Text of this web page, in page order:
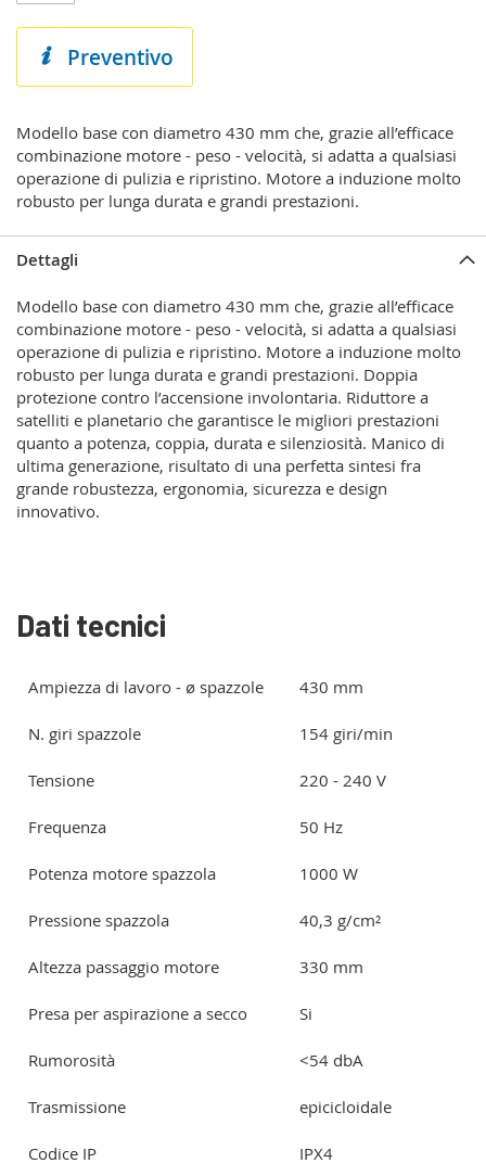
Preventivo
Modello base con diametro 430 mm che, grazie all’efficace
combinazione motore - peso - velocità, si adatta a qualsiasi
operazione di pulizia e ripristino. Motore a induzione molto
robusto per lunga durata e grandi prestazioni.
Dettagli
Modello base con diametro 430 mm che, grazie all’efficace
combinazione motore - peso - velocità, si adatta a qualsiasi
operazione di pulizia e ripristino. Motore a induzione molto
robusto per lunga durata e grandi prestazioni. Doppia
protezione contro l’accensione involontaria. Riduttore a
satelliti e planetario che garantisce le migliori prestazioni
quanto a potenza, coppia, durata e silenziosità. Manico di
ultima generazione, risultato di una perfetta sintesi fra
grande robustezza, ergonomia, sicurezza e design
innovativo.
Dati tecnici
Ampiezza di lavoro - ø spazzole 430 mm
N. giri spazzole 154 giri/min
Tensione 220 - 240 V
Frequenza 50 Hz
Potenza motore spazzola 1000 W
Pressione spazzola 40,3 g/cm²
Altezza passaggio motore 330 mm
Presa per aspirazione a secco Si
Rumorosità <54 dbA
Trasmissione epicicloidale
Codice IP IPX4